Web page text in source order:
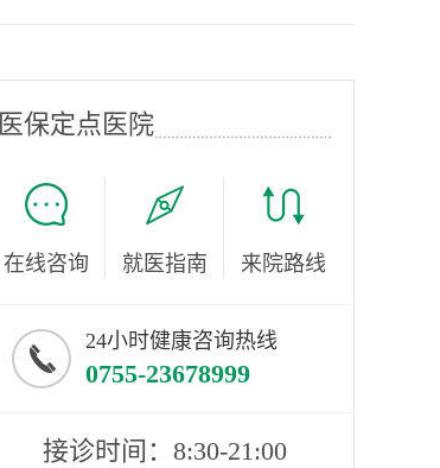
医保定点医院
在线咨询 就医指南 来院路线
24小时健康咨询热线
0755-23678999
接诊时间：8:30-21:00